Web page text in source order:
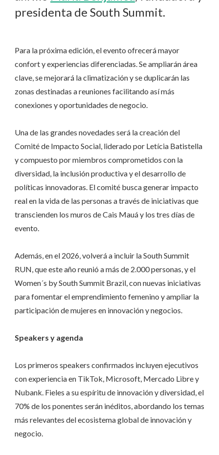
presidenta de South Summit.
Para la próxima edición, el evento ofrecerá mayor
confort y experiencias diferenciadas. Se ampliarán área
clave, se mejorará la climatización y se duplicarán las
zonas destinadas a reuniones facilitando así más
conexiones y oportunidades de negocio.
Una de las grandes novedades será la creación del
Comité de Impacto Social, liderado por Letícia Batistella
y compuesto por miembros comprometidos con la
diversidad, la inclusión productiva y el desarrollo de
políticas innovadoras. El comité busca generar impacto
real en la vida de las personas a través de iniciativas que
transcienden los muros de Cais Mauá y los tres días de
evento.
Además, en el 2026, volverá a incluir la South Summit
RUN, que este año reunió a más de 2.000 personas, y el
Women´s by South Summit Brazil, con nuevas iniciativas
para fomentar el emprendimiento femenino y ampliar la
participación de mujeres en innovación y negocios.
Speakers y agenda
Los primeros speakers confirmados incluyen ejecutivos
con experiencia en TikTok, Microsoft, Mercado Libre y
Nubank. Fieles a su espíritu de innovación y diversidad, el
70% de los ponentes serán inéditos, abordando los temas
más relevantes del ecosistema global de innovación y
negocio.